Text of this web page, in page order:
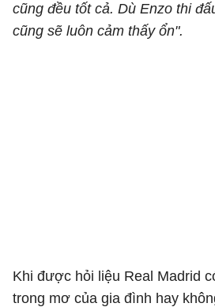
cũng đều tốt cả. Dù Enzo thi
cũng sẽ luôn cảm thấy ổn".
Khi được hỏi liệu Real Madrid
trong mơ của gia đình hay